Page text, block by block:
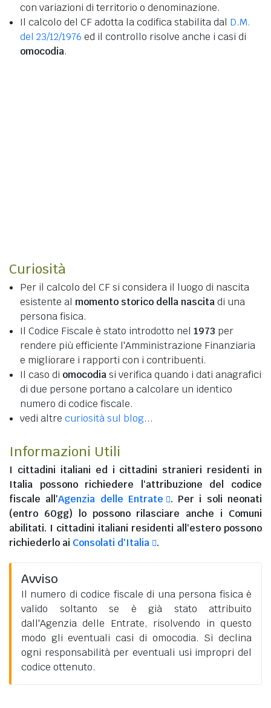
con variazioni di territorio o denominazione.
Il calcolo del CF adotta la codifica stabilita dal D.M.
del 23/12/1976 ed il controllo risolve anche i casi di
omocodia.
Curiosità
Per il calcolo del CF si considera il luogo di nascita
esistente al momento storico della nascitadi una
persona fisica.
Il Codice Fiscale è stato introdotto nel 1973 per
rendere più efficiente l'Amministrazione Finanziaria
e migliorare i rapporti con i contribuenti.
Il caso di omocodiasi verifica quando i dati anagrafici
di due persone portano a calcolare un identico
numero di codice fiscale.
vedi altre curiosità sul blog...
Informazioni Utili
I cittadini italiani ed i cittadini stranieri residenti in
Italia possono richiedere l'attribuzione del codice
fiscale all'Agenzia delle Entrate
. Per i soli neonati
(entro 60gg) lo possono rilasciare anche i Comuni
abilitati. I cittadini italiani residenti all'esteropossono
richiederlo ai Consolati d'Italia .
Avviso
Il numero di codice fiscale di una persona fisica è
valido soltanto se è già stato attribuito
dall'Agenzia delle Entrate, risolvendo in questo
modo gli eventuali casi di omocodia. Si declina
ogni responsabilità per eventuali usi impropri del
codice ottenuto.